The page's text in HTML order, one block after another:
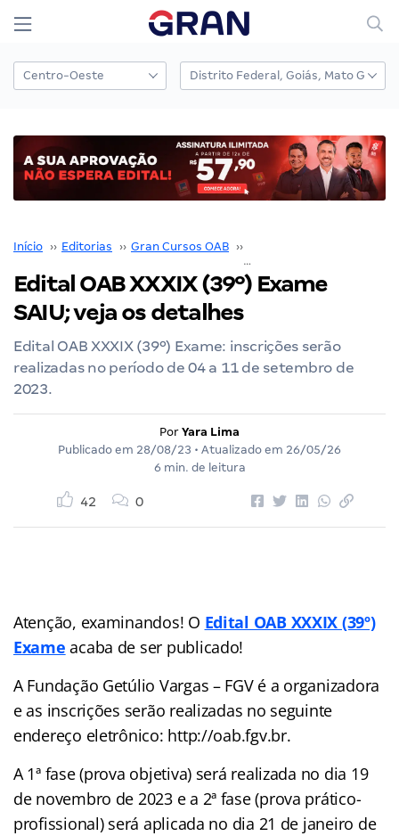
Início ›› Editorias ›› Gran Cursos OAB ››
Edital OAB XXXIX (39º) Exame
SAIU; veja os detalhes
Edital OAB XXXIX (39º) Exame: inscrições serão
realizadas no período de 04 a 11 de setembro de
2023.
Por Yara Lima
Publicado em 28/08/23 • Atualizado em 26/05/26
6 min. de leitura
42 0
Atenção, examinandos! O Edital OAB XXXIX (39º)
Exame acaba de ser publicado!
A Fundação Getúlio Vargas – FGV é a organizadora
e as inscrições serão realizadas no seguinte
endereço eletrônico: http://oab.fgv.br.
A 1ª fase (prova objetiva) será realizada no dia 19
de novembro de 2023 e a 2ª fase (prova prático-
profissional) será aplicada no dia 21 de janeiro de